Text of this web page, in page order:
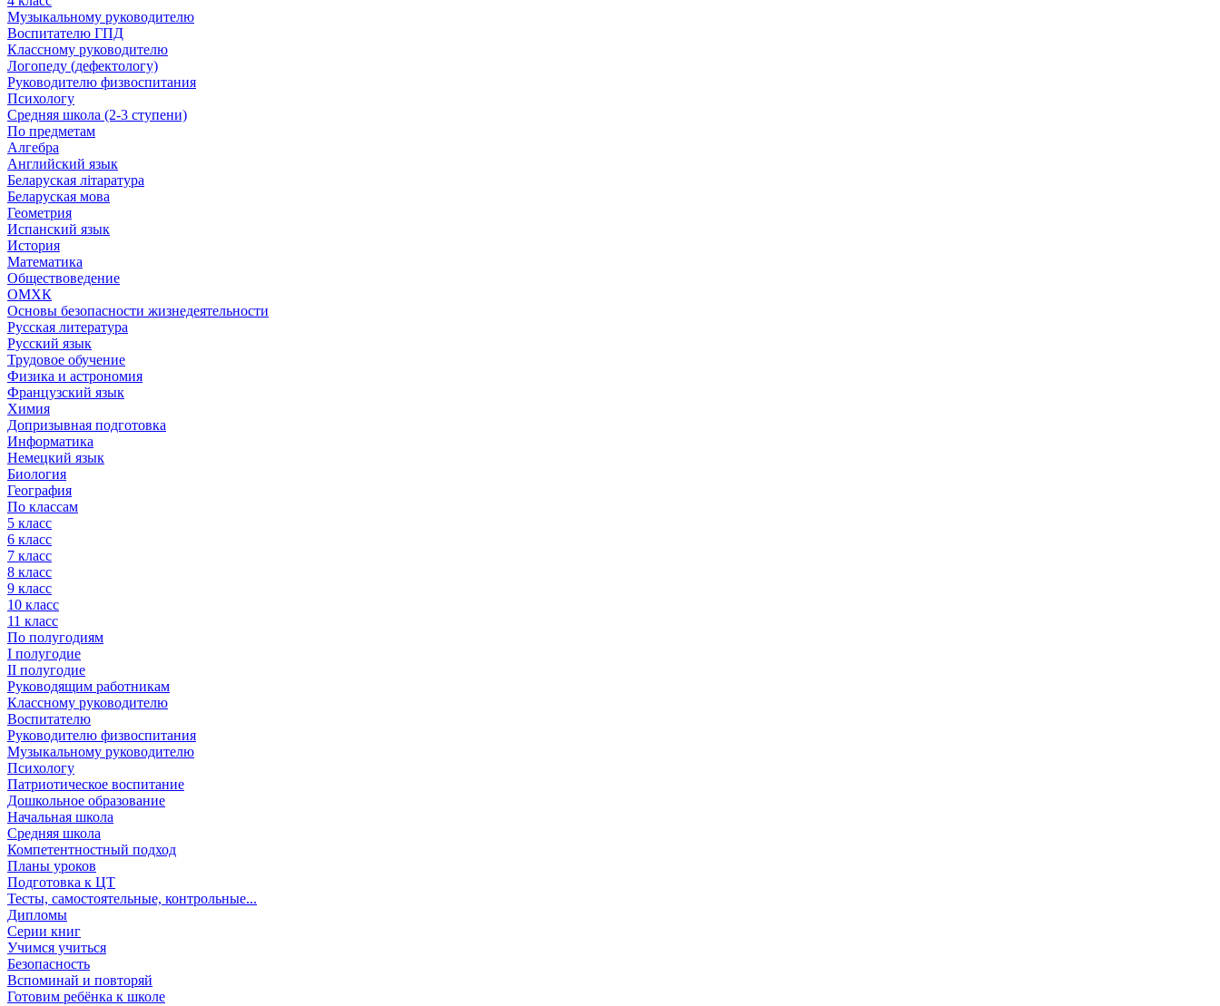
Музыкальному руководителю
Воспитателю ГПД
Классному руководителю
Логопеду (дефектологу)
Руководителю физвоспитания
Психологу
Средняя школа (2-3 ступени)
По предметам
Алгебра
Английский язык
Беларуская літаратура
Беларуская мова
Геометрия
Испанский язык
История
Математика
Обществоведение
ОМХК
Основы безопасности жизнедеятельности
Русская литература
Русский язык
Трудовое обучение
Физика и астрономия
Французский язык
Химия
Допризывная подготовка
Информатика
Немецкий язык
Биология
География
По классам
5 класс
6 класс
7 класс
8 класс
9 класс
10 класс
11 класс
По полугодиям
I полугодие
II полугодие
Руководящим работникам
Классному руководителю
Воспитателю
Руководителю физвоспитания
Музыкальному руководителю
Психологу
Патриотическое воспитание
Дошкольное образование
Начальная школа
Средняя школа
Компетентностный подход
Планы уроков
Подготовка к ЦТ
Тесты, самостоятельные, контрольные...
Дипломы
Серии книг
Учимся учиться
Безопасность
Вспоминай и повторяй
Готовим ребёнка к школе